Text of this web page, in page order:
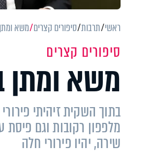
ראשי תרבות סיפורים קצרים משא
סיפורים קצרים
משא ומתן
בתוך השקית זיהיתי
מלפפון רקובות וגם
שירה, יהיו פירורי חלה